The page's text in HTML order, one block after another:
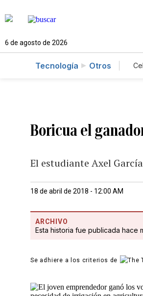
6 de agosto de 2026
Tecnología Otros
Boricua el
El estudiante Axel
18 de abril de 2018 - 12:00 AM
ARCHIVO
Esta historia fue publicada hace
Se adhiere a los criterios de